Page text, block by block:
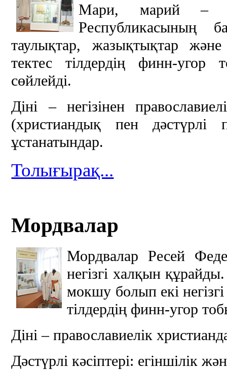
Мари, марий –
Республикасының
таулықтар, жазықтықтар
тектес тілдердің финн-
сөйлейді.
Діні – негізінен
(христиандық пен
ұстанатындар.
Толығырақ...
Мордвалар
Мордвалар Ресей
негізгі халқын
мокшу болып екі
тілдердің финн-угор
Діні – православиелік
Дәстүрлі кәсіптері: егіншілік